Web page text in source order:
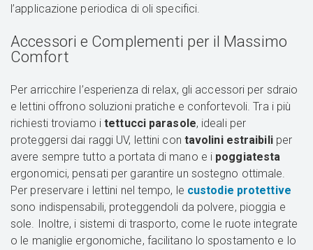
l’applicazione periodica di oli specifici.
Accessori e Complementi per il Massimo
Comfort
Per arricchire l’esperienza di relax, gli accessori per sdraio
e lettini offrono soluzioni pratiche e confortevoli. Tra i più
richiesti troviamo itettucci parasole, ideali per
proteggersi dai raggi UV, lettini con tavolini estraibili per
avere sempre tutto a portata di mano e i poggiatesta
ergonomici, pensati per garantire un sostegno ottimale.
Per preservare i lettini nel tempo, le custodie protettive
sono indispensabili, proteggendoli da polvere, pioggia e
sole. Inoltre, i sistemi di trasporto, come le ruote integrate
o le maniglie ergonomiche, facilitano lo spostamento e lo